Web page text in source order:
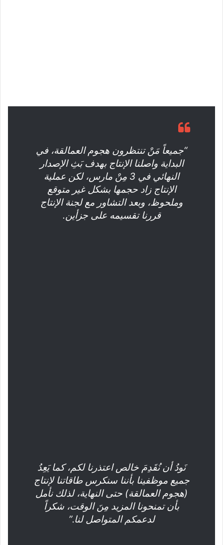
“جميعاً مَنْ تنتظرون هجوم العمالقة، في
البداية واصلنا الإنتاج بهدف بَثِ الإصدار
النهائي في 3 مِنْ مارس، لكن عملية
الإنتاج زاد حجمها بشكل غير متوقع
وملحوظ، وبعد التشاور مع لجنة الإنتاج
قررنا تقسيمه على جزأين.
نَودُ أن نُقَدِمَ خالص اعتذرنا لكم، كما يَعِدُ
جميع موظفينا بأننا سنكرس طاقاتنا لإنتاج
(هجوم العمالقة) حتى النهاية، لذلك نأمل
بأن تمنحونا المزيد مِنَ الوقت، شكراً
لدعمكم المتواصل لنا.”